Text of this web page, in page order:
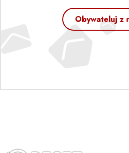
Obywateluj z